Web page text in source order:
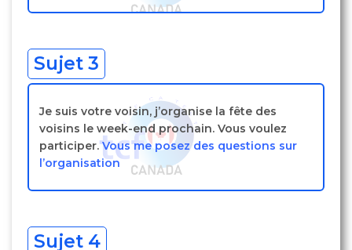
Sujet 3
Je suis votre voisin, j’organise la fête des
voisins le week-end prochain. Vous voulez
participer.Vous me posez des questions sur
l’organisation
Sujet 4